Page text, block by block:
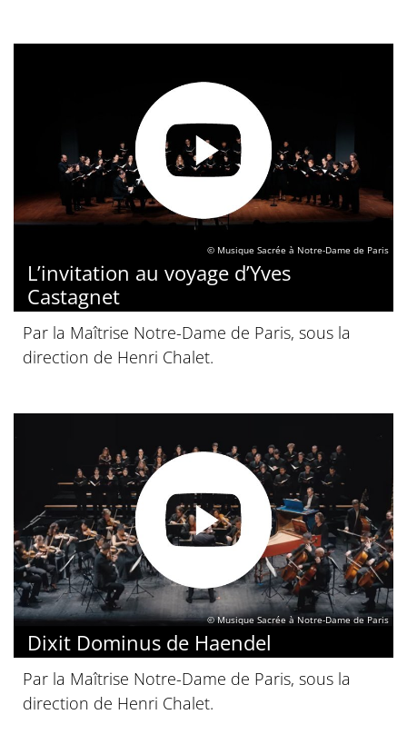
© Musique Sacrée à Notre-Dame de Paris
L’invitation au voyage d’Yves
Castagnet
Par la Maîtrise Notre-Dame de Paris, sous la
direction de Henri Chalet.
© Musique Sacrée à Notre-Dame de Paris
Dixit Dominus de Haendel
Par la Maîtrise Notre-Dame de Paris, sous la
direction de Henri Chalet.